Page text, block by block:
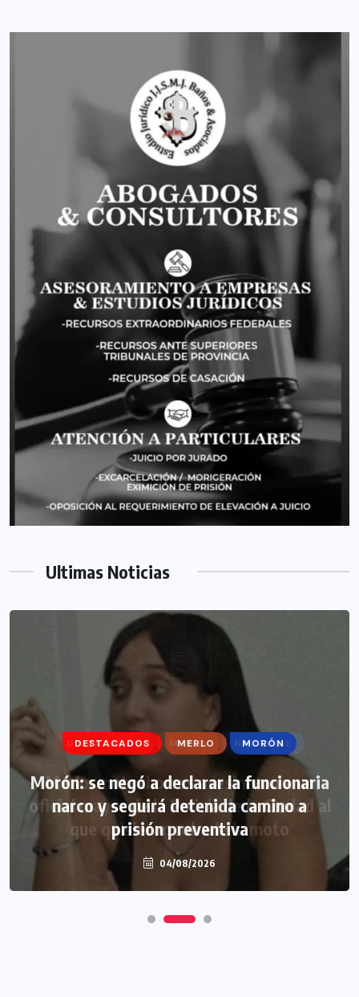
Ultimas Noticias
DESTACADOS MERLO MORÓN
Morón: se negó a declarar la funcionaria
narco y seguirá detenida camino a
prisión preventiva
04/08/2026